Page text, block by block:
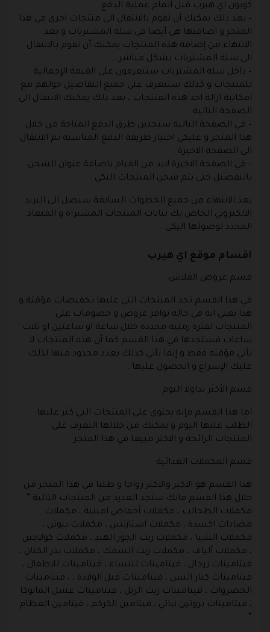
كوبون اي هيرب قبل اتمام عملية الدفع .
– بعد ذلك يمكنك أن تقوم بالانتقال الى منتجات اخرى في هذا
المتجر و اضافتها هي أيضا في سلة المشتريات و بعد
الانتهاء من إضافة هذه المنتجات يمكنك أن تقوم بالانتقال
الى سلة المشتريات بشكل مباشر .
– داخل سلة المشتريات ستتعرفون على القيمة الإجمالية
للمنتجات و كذلك ستتعرف على جميع التفاصيل حولهم مع
امكانية ازالة احد هذه المنتجات ، بعد ذلك يمكنك الانتقال الى
الصفحة التالية .
– في الصفحة التالية ستجدين طرق الدفع المتاحة من خلال
هذا المتجر و عليكي اختيار طريقة الدفع المناسبة ثم الانتقال
الى الصفحة الاخيرة .
– في الصفحة الاخيرة لابد من القيام باضافة عنوان الشحن
بالتفصيل حتى يتم شحن المنتجات اليكي .
بعد الانتهاء من جميع الخطوات السابقة سيصل الى البريد
الالكتروني الخاص بك بيانات المنتجات المشتراة و الميعاد
المحدد لوصولها اليكي .
اقسام موقع اي هيرب
قسم عروض الفلاش
في هذا القسم تجد المنتجات التي عليها تخفيضات مؤقتة و
هذا يعني انه في حالة توافر عروض و خصومات على
المنتجات لفترة زمنية محددة خلال ساعة او ساعتين او ثلاث
ساعات فستجدها في هذا القسم كما أن هذه المنتجات لا
تأتي مؤقته فقط و إنما تأتي كذلك بعدد محدود منها لذلك
عليك الإسراع و الحصول عليها .
قسم الأكثر تداولا اليوم
اما هذا القسم فإنه يحتوي على المنتجات التي كثر عليها
الطلب عليها اليوم و يمكنك من خلالها التعرف على
المنتجات الرائجة و الاكثر مبيعا في هذا المتجر .
قسم المكملات الغذائية
هذا القسم هو الاكبر والاكثر رواجا و طلبا في هذا المتجر من
خلال هذا القسم فانك ستجد العديد من المنتجات التالية ”
مكملات الطحالب ، مكملات أحماض امينية ، مكملات
مضادات اكسدة ، مكملات استازنتين ، مكملات بيوتن ،
مكملات الشيا ، مكملات زيت الجوز الهند ، مكملات كولاجين
، مكملات ألياف ، مكملات زيت السمك ، مكملات بذر الكتان ،
فيتامينات ررجال ، فيتامينات للنساء ، فيتامينات للاطفال ،
فيتامينات كبار السن ، فيتامينات قبل الولادة ، ، فيتامينات
الخضروات ، فيتامينات زيت الريل ، فيتامينات عسل المانوكا
، فيتامينات بروتين نباتي ، فيتامين الكركم ، فيتامين العظام
” .